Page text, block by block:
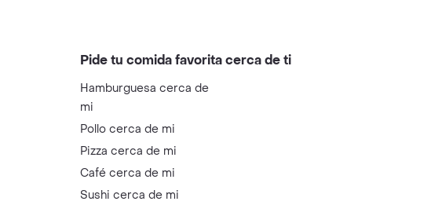
Pide tu comida favorita cerca de ti
Hamburguesa cerca de
mi
Pollo cerca de mi
Pizza cerca de mi
Café cerca de mi
Sushi cerca de mi